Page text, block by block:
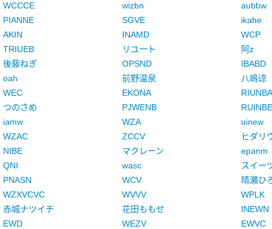
WCCCE
wizbn
aubbw
PIANNE
SGVE
ikahe
AKIN
INAMD
WCP
TRIUEB
リユ一ト
阿z
後藤ねぎ
OPSND
IBABD
oah
前野温泉
八嶋谅
WEC
EKONA
RIUNBA
つのさめ
PJWENB
RUINBE
iamw
WZA
uinew
WZAC
ZCCV
ヒダリ
NIBE
マクレーン
epanm
QNI
wasc
スイー
PNASN
WCV
晴瀬ひ
WZXVCVC
WVVV
WPLK
赤城ナツイチ
花田ももせ
INEWN
EWD
WEZV
EWVC